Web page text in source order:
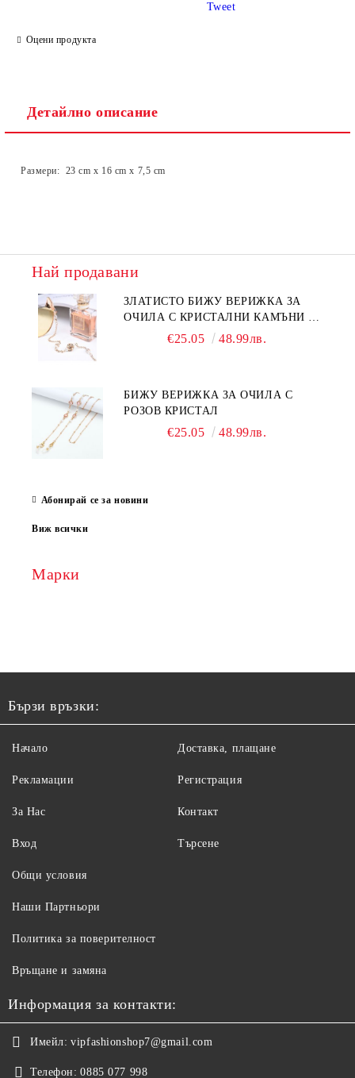
Оцени продукта
Tweet
Детайлно описание
Размери: 23 cm x 16 cm х 7,5 сm
Най продавани
ЗЛАТИСТО БИЖУ ВЕРИЖКА ЗА
ОЧИЛА С КРИСТАЛНИ КАМЪНИ И
€25.05 48.99лв.
БИЖУ ВЕРИЖКА ЗА ОЧИЛА С
РОЗОВ КРИСТАЛ
€25.05 48.99лв.
Абонирай се за новини
Виж всички
Марки
Бързи връзки:
Начало
Рекламации
За Нас
Вход
Доставка, плащане
Регистрация
Контакт
Търсене
Общи условия
Наши Партньори
Политика за поверителност
Връщане и замяна
Информация за контакти:
Имейл: vipfashionshop7@gmail.com
Телефон: 0885 077 998